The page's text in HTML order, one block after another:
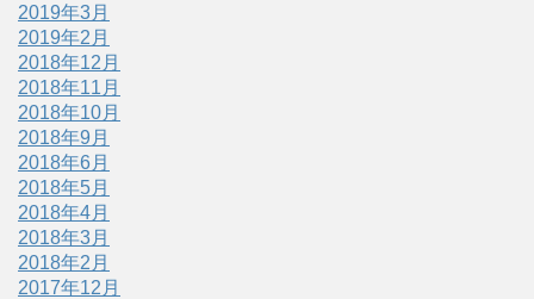
2019年3月
2019年2月
2018年12月
2018年11月
2018年10月
2018年9月
2018年6月
2018年5月
2018年4月
2018年3月
2018年2月
2017年12月